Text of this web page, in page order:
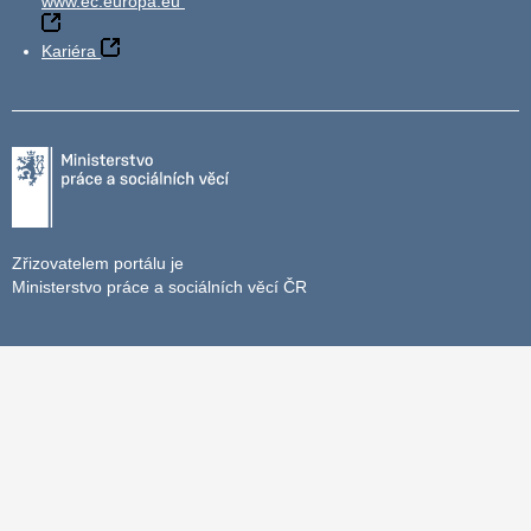
Kariéra
Zřizovatelem portálu je
Ministerstvo práce a sociálních věcí ČR